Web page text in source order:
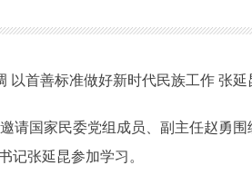
首善标准做好新时代民族工作 张延
国家民委党组成员、副主任赵勇围
记张延昆参加学习。